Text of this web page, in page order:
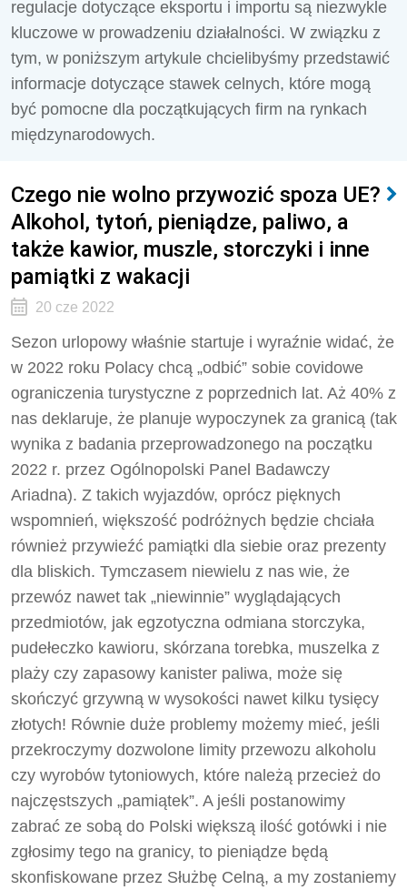
regulacje dotyczące eksportu i importu są niezwykle
kluczowe w prowadzeniu działalności. W związku z
tym, w poniższym artykule chcielibyśmy przedstawić
informacje dotyczące stawek celnych, które mogą
być pomocne dla początkujących firm na rynkach
międzynarodowych.
Czego nie wolno przywozić spoza UE?
Alkohol, tytoń, pieniądze, paliwo, a
także kawior, muszle, storczyki i inne
pamiątki z wakacji
20 cze 2022
Sezon urlopowy właśnie startuje i wyraźnie widać, że
w 2022 roku Polacy chcą „odbić” sobie covidowe
ograniczenia turystyczne z poprzednich lat. Aż 40% z
nas deklaruje, że planuje wypoczynek za granicą (tak
wynika z badania przeprowadzonego na początku
2022 r. przez Ogólnopolski Panel Badawczy
Ariadna). Z takich wyjazdów, oprócz pięknych
wspomnień, większość podróżnych będzie chciała
również przywieźć pamiątki dla siebie oraz prezenty
dla bliskich. Tymczasem niewielu z nas wie, że
przewóz nawet tak „niewinnie” wyglądających
przedmiotów, jak egzotyczna odmiana storczyka,
pudełeczko kawioru, skórzana torebka, muszelka z
plaży czy zapasowy kanister paliwa, może się
skończyć grzywną w wysokości nawet kilku tysięcy
złotych! Równie duże problemy możemy mieć, jeśli
przekroczymy dozwolone limity przewozu alkoholu
czy wyrobów tytoniowych, które należą przecież do
najczęstszych „pamiątek”. A jeśli postanowimy
zabrać ze sobą do Polski większą ilość gotówki i nie
zgłosimy tego na granicy, to pieniądze będą
skonfiskowane przez Służbę Celną, a my zostaniemy